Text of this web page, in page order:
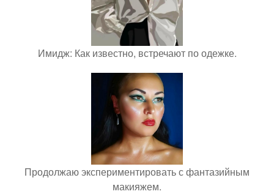
Имидж: Как известно, встречают по одежке.
Продолжаю экспериментировать с фантазийным
макияжем.